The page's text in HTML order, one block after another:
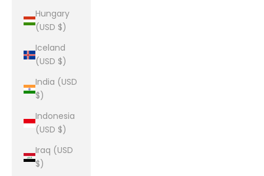
Hungary
(USD $)
Iceland
(USD $)
India (USD
$)
Indonesia
(USD $)
Iraq (USD
$)